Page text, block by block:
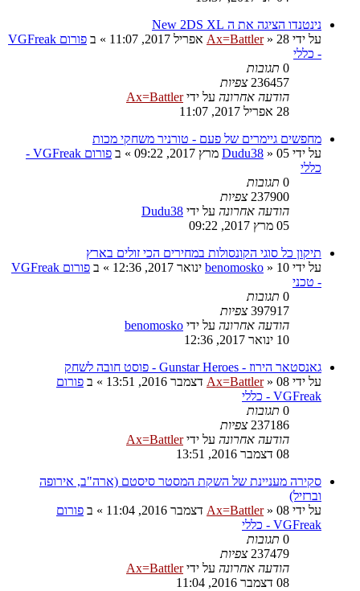
נינטנדו הציגה את ה New 2DS XL
על ידי
Ax=Battler» 28 אפריל 2017, 11:07 » ב
פורום VGFreak
- כללי
0 תגובות
236457 צפיות
הודעה אחרונה על ידיAx=Battler
28 אפריל 2017, 11:07
מחפשים גיימרים של פעם - טורניר משחקי מכות
על ידי
Dudu38 » 05 מרץ 2017, 09:22 » ב
פורום VGFreak -
כללי
0 תגובות
237900 צפיות
הודעה אחרונה על ידי Dudu38
05 מרץ 2017, 09:22
תיקון כל סוגי הקונסולות במחירים הכי זולים בארץ
על ידי
benomosko » 10 ינואר 2017, 12:36 » ב
פורום VGFreak
- טכני
0 תגובות
397917 צפיות
הודעה אחרונה על ידי benomosko
10 ינואר 2017, 12:36
גאנסטאר הירוז - Gunstar Heroes - פוסט חובה לשחק
על ידי
Ax=Battler» 08 דצמבר 2016, 13:51 » ב פורום
VGFreak - כללי
0 תגובות
237186 צפיות
הודעה אחרונה על ידיAx=Battler
08 דצמבר 2016, 13:51
סקירה מעניינת של השקת המסטר סיסטם (ארה"ב, אירופה
וברזיל)
על ידי
Ax=Battler» 08 דצמבר 2016, 11:04 » ב פורום
VGFreak - כללי
0 תגובות
237479 צפיות
הודעה אחרונה על ידיAx=Battler
08 דצמבר 2016, 11:04